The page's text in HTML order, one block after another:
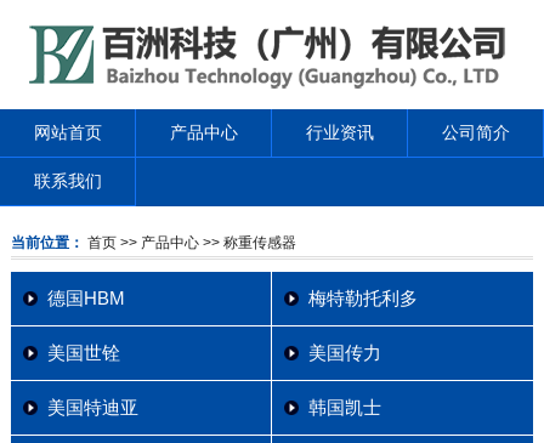
网站首页 产品中心 行业资讯 公司简介
联系我们
当前位置： 首页 >> 产品中心>> 称重传感器
德国HBM 梅特勒托利多
美国世铨 美国传力
美国特迪亚 韩国凯士